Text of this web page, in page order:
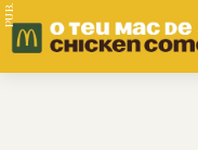
PUB.